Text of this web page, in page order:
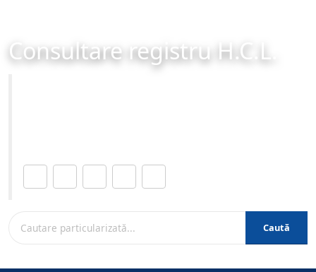
Consultare registru H.C.L.
Caută